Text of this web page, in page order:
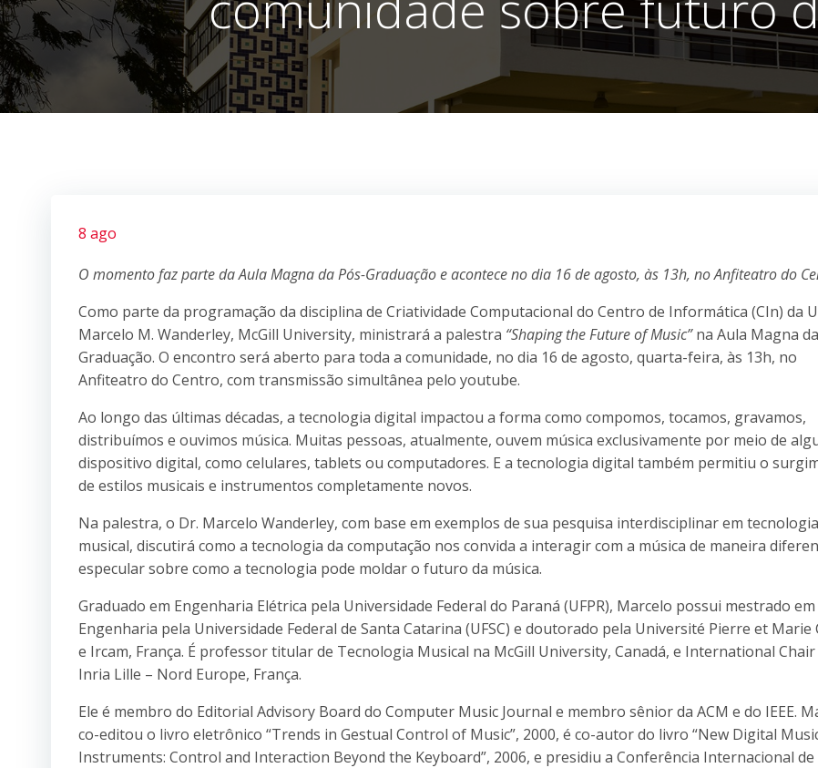
8 ago
O momento faz parte da Aula Magna da Pós-Graduação e acontece no dia 16 de agosto, às 13h, no Anfiteatro do
Como parte da programação da disciplina de Criatividade Computacional do Centro de Informática (CIn) da
Marcelo M. Wanderley, McGill University, ministrará a palestra “Shaping the Future of Music”na Aula Magna
Graduação. O encontro será aberto para toda a comunidade, no dia 16 de agosto, quarta-feira, às 13h, no
Anfiteatro do Centro, com transmissão simultânea pelo youtube.
Ao longo das últimas décadas, a tecnologia digital impactou a forma como compomos, tocamos, gravamos,
distribuímos e ouvimos música. Muitas pessoas, atualmente, ouvem música exclusivamente por meio de
dispositivo digital, como celulares, tablets ou computadores. E a tecnologia digital também permitiu o
de estilos musicais e instrumentos completamente novos.
Na palestra, o Dr. Marcelo Wanderley, com base em exemplos de sua pesquisa interdisciplinar em tecnologia
musical, discutirá como a tecnologia da computação nos convida a interagir com a música de maneira
especular sobre como a tecnologia pode moldar o futuro da música.
Graduado em Engenharia Elétrica pela Universidade Federal do Paraná (UFPR), Marcelo possui mestrado em
Engenharia pela Universidade Federal de Santa Catarina (UFSC) e doutorado pela Université Pierre et Marie
e Ircam, França. É professor titular de Tecnologia Musical na McGill University, Canadá, e International Chair
Inria Lille – Nord Europe, França.
Ele é membro do Editorial Advisory Board do Computer Music Journal e membro sênior da ACM e do IEEE.
co-editou o livro eletrônico “Trends in Gestual Control of Music”, 2000, é co-autor do livro “New Digital
Instruments: Control and Interaction Beyond the Keyboard”, 2006, e presidiu a Conferência Internacional de